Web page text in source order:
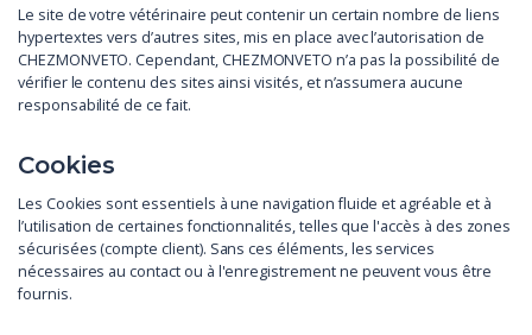
Le site de votre vétérinaire peut contenir un certain nombre de liens
hypertextes vers d’autres sites, mis en place avec l’autorisation de
CHEZMONVETO. Cependant, CHEZMONVETO n’a pas la possibilité de
vérifier le contenu des sites ainsi visités, et n’assumera aucune
responsabilité de ce fait.
Cookies
Les Cookies sont essentiels à une navigation fluide et agréable et à
l’utilisation de certaines fonctionnalités, telles que l'accès à des zones
sécurisées (compte client). Sans ces éléments, les services
nécessaires au contact ou à l'enregistrement ne peuvent vous être
fournis.